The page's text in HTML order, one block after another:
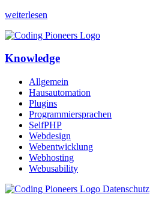
weiterlesen
Knowledge
Allgemein
Hausautomation
Plugins
Programmiersprachen
SelfPHP
Webdesign
Webentwicklung
Webhosting
Webusability
Datenschutz